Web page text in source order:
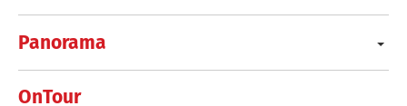
Panorama
OnTour